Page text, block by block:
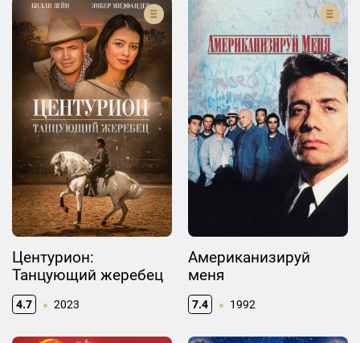
Центурион:
Танцующий жеребец
4.7 2023
Американизируй
меня
7.4 1992